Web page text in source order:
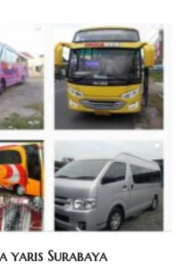
yaris Surabaya